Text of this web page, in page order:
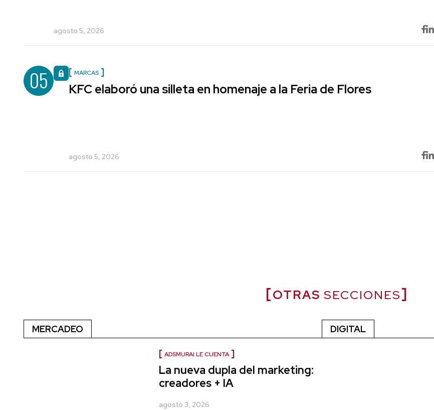
agosto 5, 2026
05 MARCAS
KFC elaboró una silleta en homenaje a la Feria de Flores
agosto 5, 2026
OTRAS SECCIONES
MERCADEO
ADSMURAI LE CUENTA
La nueva dupla del marketing:
creadores + IA
agosto 3, 2026
DIGITAL